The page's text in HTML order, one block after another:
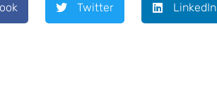
Twitter LinkedIn